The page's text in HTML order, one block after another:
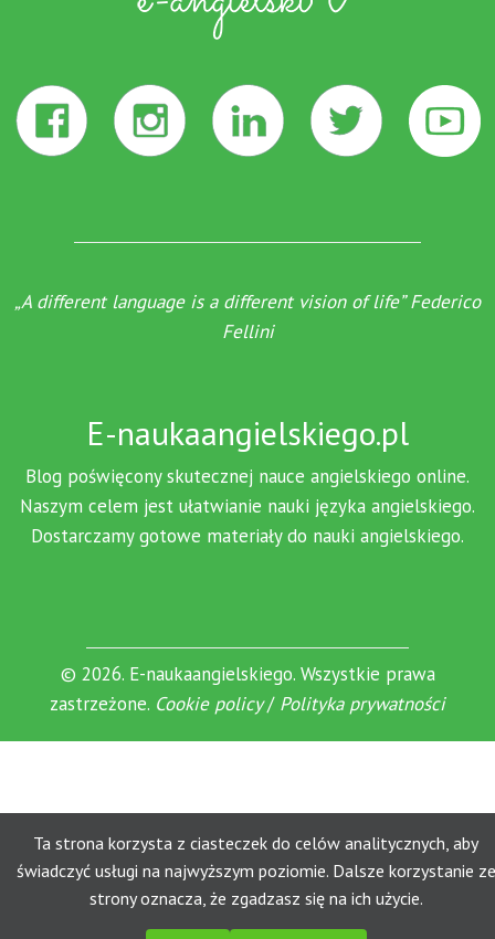
„A different language is a different vision of life” Federico
Fellini
E-naukaangielskiego.pl
Blog poświęcony skutecznej nauce angielskiego online.
Naszym celem jest ułatwianie nauki języka angielskiego.
Dostarczamy gotowe materiały do nauki angielskiego.
© 2026. E-naukaangielskiego. Wszystkie prawa
zastrzeżone. Cookie policy/Polityka prywatności
Ta strona korzysta z ciasteczek do celów analitycznych, aby
świadczyć usługi na najwyższym poziomie. Dalsze korzystanie ze
strony oznacza, że zgadzasz się na ich użycie.